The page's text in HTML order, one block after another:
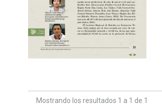
Mostrando los resultados 1 a 1 de 1